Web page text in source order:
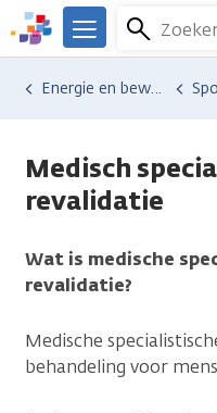
Overslaan
en
naar
We
er
Kanker.nl
Menu
Hulp en ondersteuning
Vind hulp bij kanker
Energie en bewegen
Medisch
revalidatie
Wat is medische
revalidatie?
Medische
behandeling voor